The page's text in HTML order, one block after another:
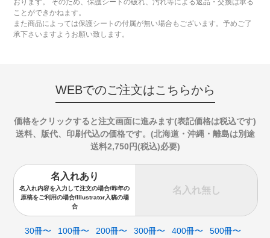
おります。 そのため、保護シートの破れ、汚れ等による返品・交換は承る
ことができかねます。
また商品によっては保護シートの付属が無い場合もございます。予めご了
承下さいますようお願い致します。
WEBでのご注文はこちらから
価格をクリックすると注文画面に進みます(表記価格は税込です)
送料、版代、印刷代込の価格です。(北海道・沖縄・離島は別途
送料2,750円(税込)必要)
名入れあり
名入れ内容を入力して注文の場合/昨年の
原稿をご利用の場合/Illustrator入稿の場
合
名入れ無し
30冊〜 100冊〜 200冊〜 300冊〜 400冊〜 500冊〜